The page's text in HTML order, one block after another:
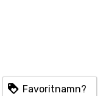
Favoritnamn?